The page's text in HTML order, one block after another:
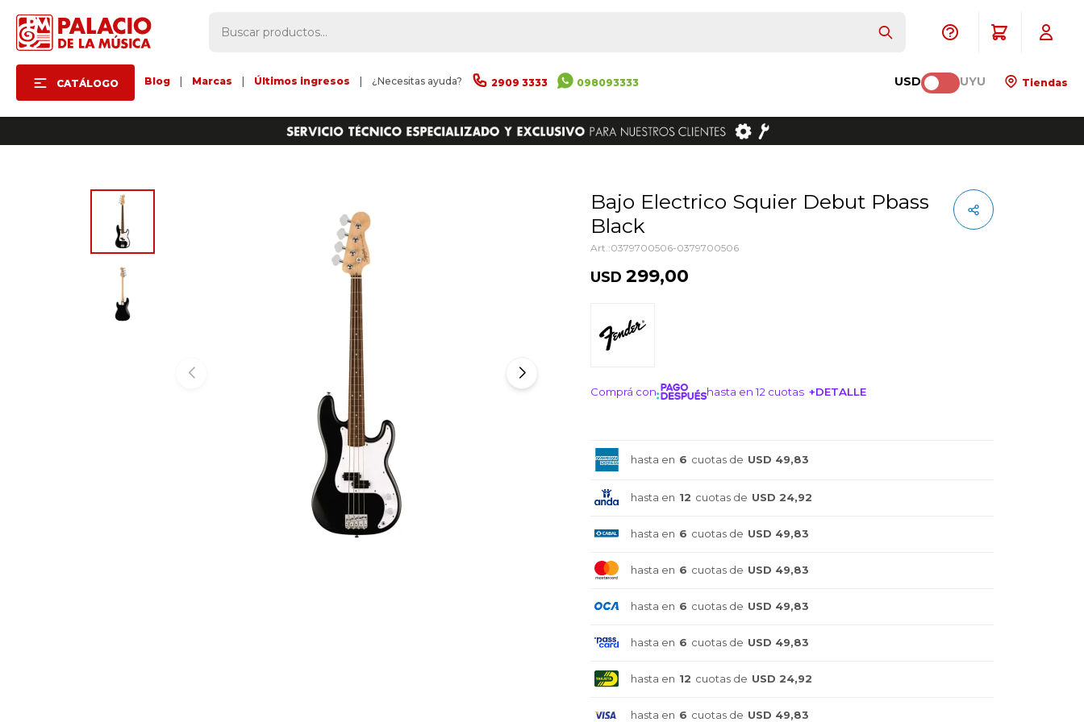
CATÁLOGO Blog Marcas Últimos ingresos ¿Necesitas ayuda? 2909 3333 098093333 USD UYU Tiendas
Bajo Electrico Squier Debut Pbass
Black
0379700506-0379700506
USD 299,00
Comprá con hasta en 12 cuotas +DETALLE
hasta en 6 cuotas de USD 49,83
hasta en 12 cuotas de USD 24,92
hasta en 6 cuotas de USD 49,83
hasta en 6 cuotas de USD 49,83
hasta en 6 cuotas de USD 49,83
hasta en 6 cuotas de USD 49,83
hasta en 12 cuotas de USD 24,92
hasta en 6 cuotas de USD 49,83